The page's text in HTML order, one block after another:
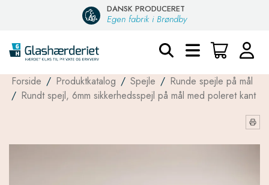
DANSK PRODUCERET
Egen fabrik i Brøndby
Forside / Produktkatalog / Spejle / Runde spejle på mål
/ Rundt spejl, 6mm sikkerhedsspejl på mål med poleret kant